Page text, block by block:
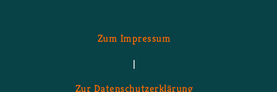
Zum Im­pres­sum
|
Zur Da­ten­schutz­er­klä­rung